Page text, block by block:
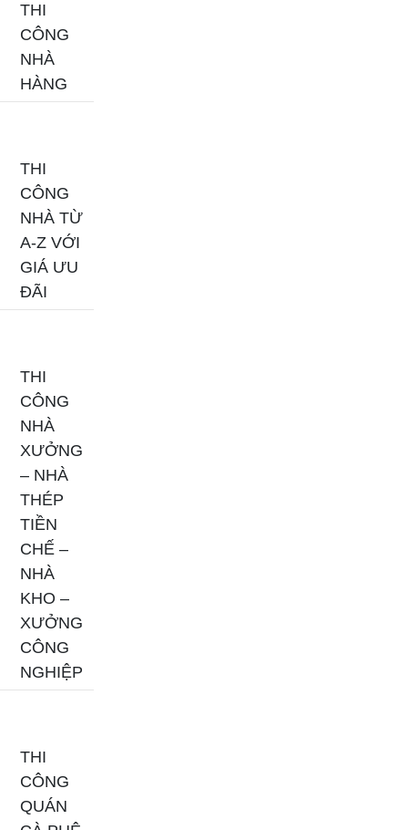
THI
CÔNG
NHÀ
HÀNG
THI
CÔNG
NHÀ TỪ
A-Z VỚI
GIÁ ƯU
ĐÃI
THI
CÔNG
NHÀ
XƯỞNG
– NHÀ
THÉP
TIỀN
CHẾ –
NHÀ
KHO –
XƯỞNG
CÔNG
NGHIỆP
THI
CÔNG
QUÁN